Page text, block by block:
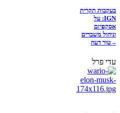
בעקבות תקרית
IGN: על
אסקפיזם
וניהול משברים
– טור דעה
עדי פרל